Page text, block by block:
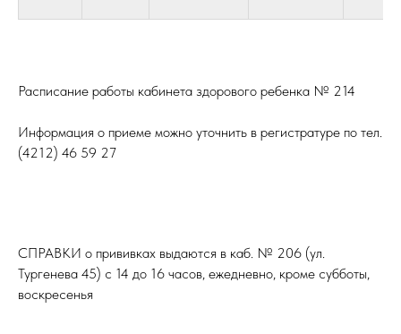
Расписание работы кабинета здорового ребенка № 214
Информация о приеме можно уточнить в регистратуре по тел.
(4212) 46 59 27
СПРАВКИ о прививках выдаются в каб. № 206 (ул.
Тургенева 45) с 14 до 16 часов, ежедневно, кроме субботы,
воскресенья
Бережливый технологии
ОТДЕЛЕНИЯ
ОБ УЧРЕЖДЕНИИ
Лицензии